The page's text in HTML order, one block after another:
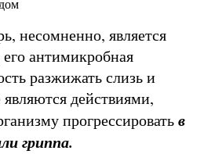
несомненно, является
антимикробная
разжижать слизь и
действиями,
прогрессироватьв
гриппа.